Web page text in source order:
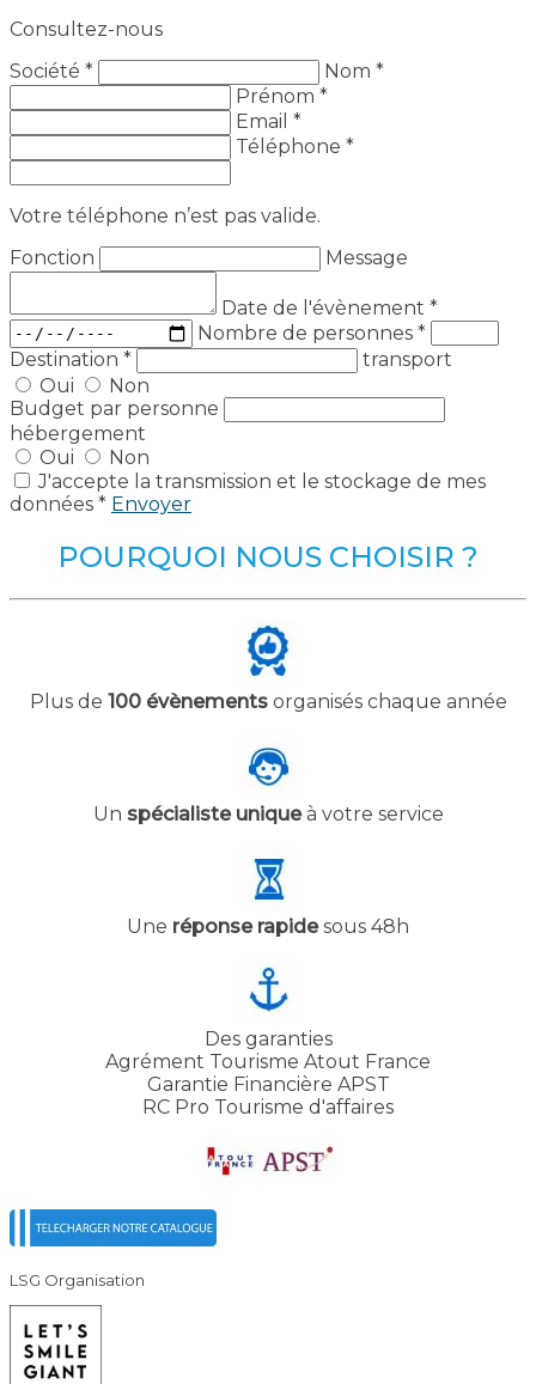
Consultez-nous
Société *
Nom *
Prénom *
Email *
Téléphone *
Votre téléphone n’est pas valide.
Fonction
Message
Date de l'évènement *
Nombre de personnes *
Destination *
transport
Oui
Non
Budget par personne
hébergement
Oui
Non
J'accepte la transmission et le stockage de mes
données * Envoyer
POURQUOI NOUS CHOISIR ?
Plus de 100 évènementsorganisés chaque année
Un spécialiste uniqueà votre service
Une réponse rapidesous 48h
Des garanties
Agrément Tourisme Atout France
Garantie Financière APST
RC Pro Tourisme d'affaires
LSG Organisation